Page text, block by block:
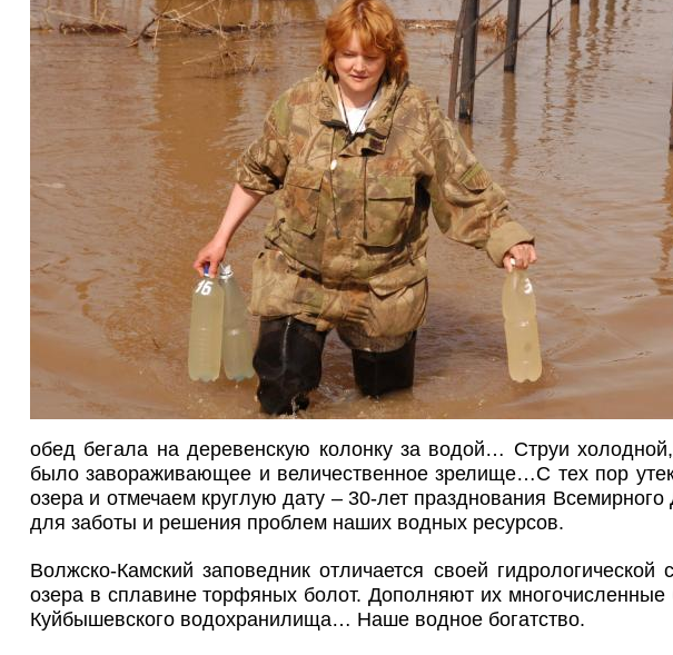
обед бегала на деревенскую колонку за водой… Струи
было завораживающее и величественное зрелище…С тех пор
озера и отмечаем круглую дату – 30-лет празднования
для заботы и решения проблем наших водных ресурсов.
Волжско-Камский заповедник отличается своей
озера в сплавине торфяных болот. Дополняют их
Куйбышевского водохранилища… Наше водное богатство.